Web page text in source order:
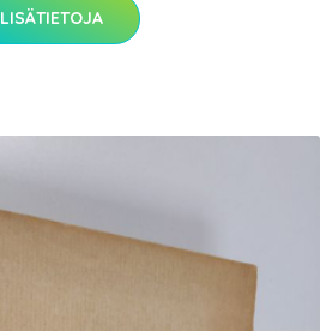
LISÄTIETOJA